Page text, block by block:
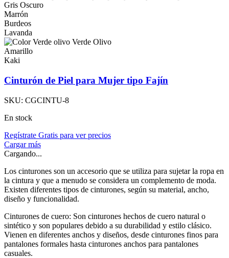
Gris Oscuro
Marrón
Burdeos
Lavanda
Verde Olivo
Amarillo
Kaki
Cinturón de Piel para Mujer tipo Fajín
SKU: CGCINTU-8
En stock
Regístrate Gratis para ver precios
Cargar más
Cargando...
Los cinturones son un accesorio que se utiliza para sujetar la ropa en
la cintura y que a menudo se considera un complemento de moda.
Existen diferentes tipos de cinturones, según su material, ancho,
diseño y funcionalidad.
Cinturones de cuero: Son cinturones hechos de cuero natural o
sintético y son populares debido a su durabilidad y estilo clásico.
Vienen en diferentes anchos y diseños, desde cinturones finos para
pantalones formales hasta cinturones anchos para pantalones
casuales.